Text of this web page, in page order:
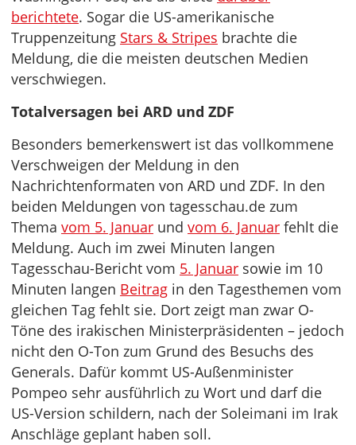
berichtete. Sogar die US-amerikanische
Truppenzeitung Stars & Stripes brachte die
Meldung, die die meisten deutschen Medien
verschwiegen.
Totalversagen bei ARD und ZDF
Besonders bemerkenswert ist das vollkommene
Verschweigen der Meldung in den
Nachrichtenformaten von ARD und ZDF. In den
beiden Meldungen von tagesschau.de zum
Thema vom 5. Januar und vom 6. Januar fehlt die
Meldung. Auch im zwei Minuten langen
Tagesschau-Bericht vom 5. Januar sowie im 10
Minuten langen Beitrag in den Tagesthemen vom
gleichen Tag fehlt sie. Dort zeigt man zwar O-
Töne des irakischen Ministerpräsidenten – jedoch
nicht den O-Ton zum Grund des Besuchs des
Generals. Dafür kommt US-Außenminister
Pompeo sehr ausführlich zu Wort und darf die
US-Version schildern, nach der Soleimani im Irak
Anschläge geplant haben soll.